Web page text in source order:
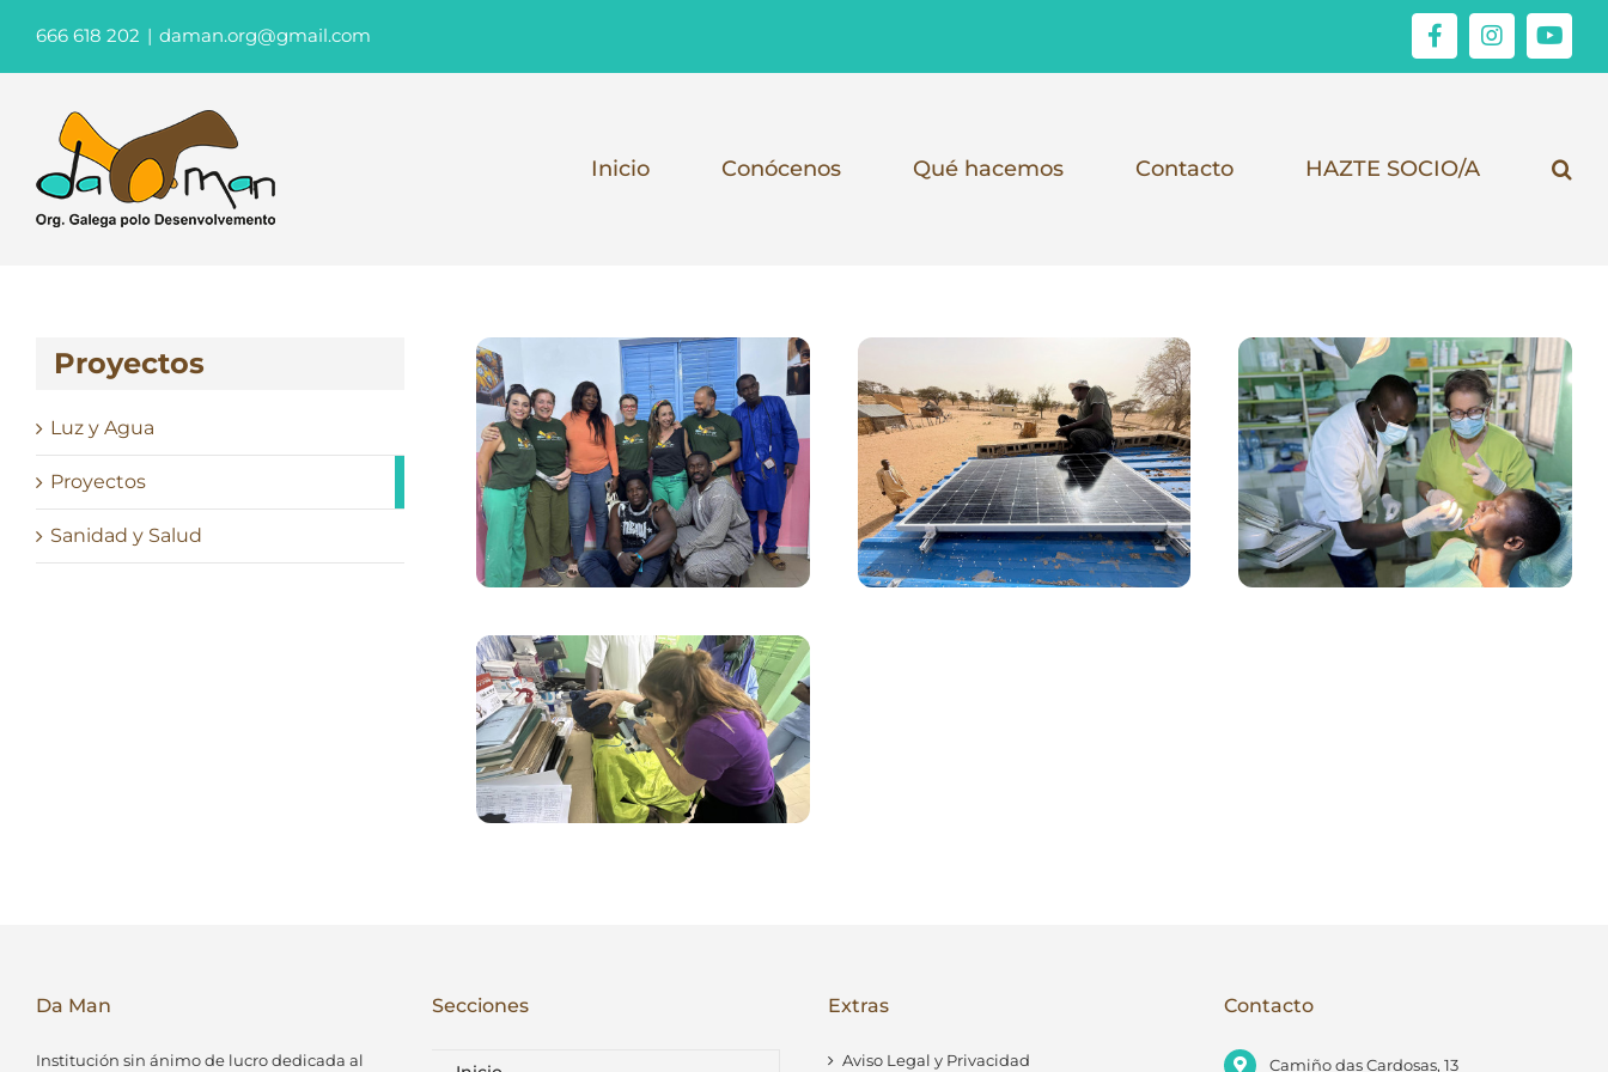
contenido
666 618 202 | daman.org@gmail.com FacebookInstagram
Inicio Conócenos Qué hacemos Contacto HAZTE SOCIO/A
Otra maternidad
renovada
Proyectos
Luz y Agua
Proyectos
Sanidad y Salud
Da Man
Institución sin ánimo de lucro dedicada al
Secciones Extras
Aviso Legal y Privacidad
Contacto
Camiño das Cardosas, 13